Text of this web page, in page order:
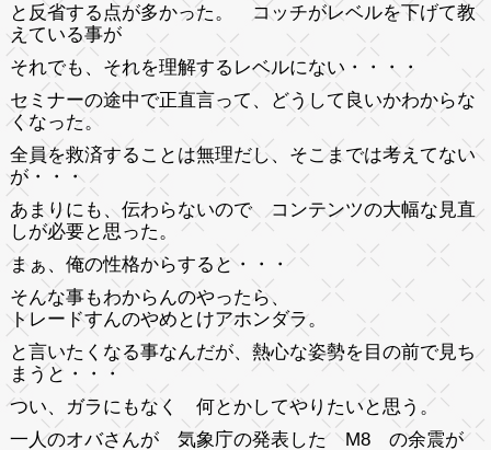
と反省する点が多かった。 コッチがレベルを下げて教
えている事が
それでも、それを理解するレベルにない・・・・
セミナーの途中で正直言って、どうして良いかわからな
くなった。
全員を救済することは無理だし、そこまでは考えてない
が・・・
あまりにも、伝わらないので コンテンツの大幅な見直
しが必要と思った。
まぁ、俺の性格からすると・・・
そんな事もわからんのやったら、
トレードすんのやめとけアホンダラ。
と言いたくなる事なんだが、熱心な姿勢を目の前で見ち
まうと・・・
つい、ガラにもなく 何とかしてやりたいと思う。
一人のオバさんが 気象庁の発表した M8 の余震が